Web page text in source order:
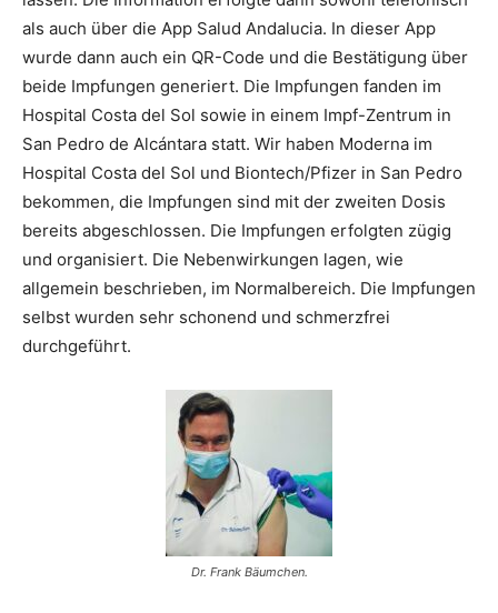
als auch über die App Salud Andalucia. In dieser App
wurde dann auch ein QR-Code und die Bestätigung über
beide Impfungen generiert. Die Impfungen fanden im
Hospital Costa del Sol sowie in einem Impf-Zentrum in
San Pedro de Alcántara statt. Wir haben Moderna im
Hospital Costa del Sol und Biontech/Pfizer in San Pedro
bekommen, die Impfungen sind mit der zweiten Dosis
bereits abgeschlossen. Die Impfungen erfolgten zügig
und organisiert. Die Nebenwirkungen lagen, wie
allgemein beschrieben, im Normalbereich. Die Impfungen
selbst wurden sehr schonend und schmerzfrei
durchgeführt.
Dr. Frank Bäumchen.